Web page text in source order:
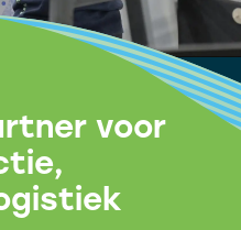
voor